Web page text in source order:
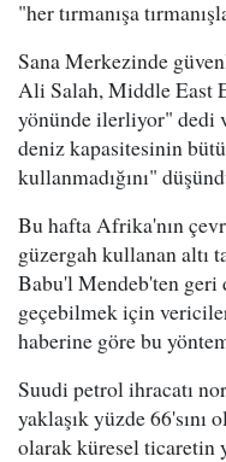
"her tırmanışa
Sana Merkezinde
Ali Salah, Middle East
yönünde ilerliyor" dedi
deniz kapasitesinin
kullanmadığını"
Bu hafta Afrika'nın
güzergah kullanan altı
Babu'l Mendeb'ten geri
geçebilmek için
haberine göre bu
Suudi petrol ihracatı
yaklaşık yüzde 66'sını
olarak küresel ticaretin